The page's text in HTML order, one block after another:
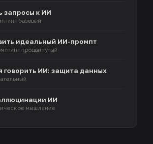
запросы к ИИ
базовый
идеальный ИИ-промпт
продвинутый
говорить ИИ: защита данных
ИИ
мышление